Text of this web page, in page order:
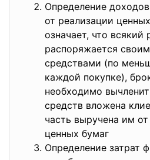
Определение
от реализации
означает, что всякий
распоряжается
средствами (по
каждой покупке),
необходимо
средств вложена
часть выручена им
ценных бумаг
Определение затрат